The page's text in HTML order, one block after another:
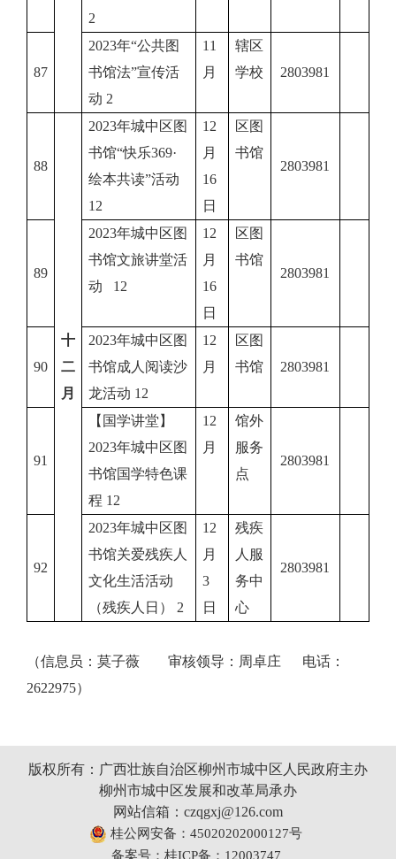
2
87
2023年“公共图
书馆法”宣传活
动 2
11
月
辖区
学校
2803981
88
十
二
月
2023年城中区图
书馆“快乐369·
绘本共读”活动
12
12
月
16
日
区图
书馆
2803981
89
2023年城中区图
书馆文旅讲堂活
动 12
12
月
16
日
区图
书馆
2803981
90
2023年城中区图
书馆成人阅读沙
龙活动 12
12
月
区图
书馆
2803981
91
【国学讲堂】
2023年城中区图
书馆国学特色课
程 12
12
月
馆外
服务
点
2803981
92
2023年城中区图
书馆关爱残疾人
文化生活活动
（残疾人日） 2
12
月
3
日
残疾
人服
务中
心
2803981
（信息员：莫子薇 审核领导：周卓庄 电话：
2622975）
版权所有：广西壮族自治区柳州市城中区人民政府主办
柳州市城中区发展和改革局承办
网站信箱：czqgxj@126.com
桂公网安备：45020202000127号
备案号：桂ICP备：12003747